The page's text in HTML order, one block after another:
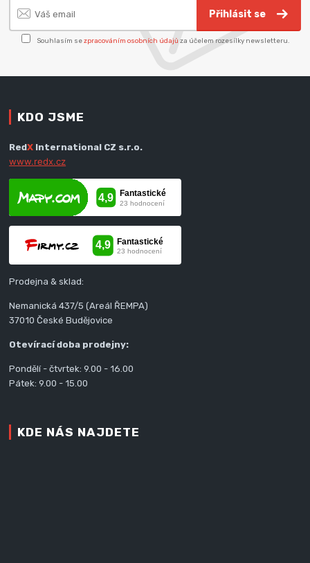
Přihlásit se
Souhlasím sezpracováním osobních údajů za účelem rozesílky newsletteru.
KDO JSME
RedX International CZ s.r.o.
www.redx.cz
Prodejna & sklad:
Nemanická 437/5 (Areál ŘEMPA)
37010 České Budějovice
Otevírací doba prodejny:
Pondělí - čtvrtek: 9.00 - 16.00
Pátek: 9.00 - 15.00
KDE NÁS NAJDETE